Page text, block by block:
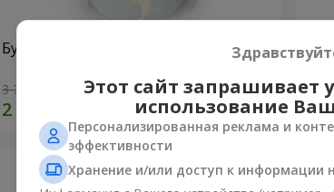
Букет "Обаяние"
3 799 грн Заказать 1
Этот сайт запрашивает
использование
Персонализированная реклама и
эффективности
Хранение и/или доступ к информации